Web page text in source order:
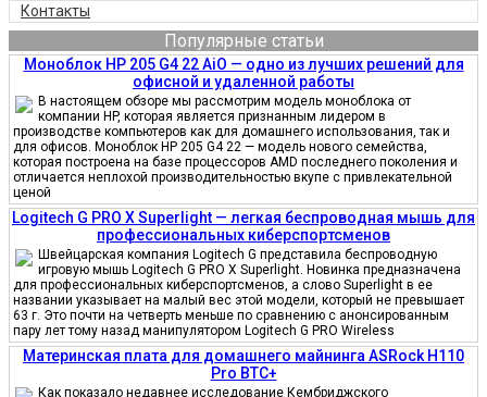
Контакты
Популярные статьи
Моноблок HP 205 G4 22 AiO — одно из лучших решений для
офисной и удаленной работы
В настоящем обзоре мы рассмотрим модель моноблока от
компании HP, которая является признанным лидером в
производстве компьютеров как для домашнего использования, так и
для офисов. Моноблок HP 205 G4 22 — модель нового семейства,
которая построена на базе процессоров AMD последнего поколения и
отличается неплохой производительностью вкупе с привлекательной
ценой
Logitech G PRO X Superlight — легкая беспроводная мышь для
профессиональных киберспортсменов
Швейцарская компания Logitech G представила беспроводную
игровую мышь Logitech G PRO X Superlight. Новинка предназначена
для профессиональных киберспортсменов, а слово Superlight в ее
названии указывает на малый вес этой модели, который не превышает
63 г. Это почти на четверть меньше по сравнению с анонсированным
пару лет тому назад манипулятором Logitech G PRO Wireless
Материнская плата для домашнего майнинга ASRock H110
Pro BTC+
Как показало недавнее исследование Кембриджского